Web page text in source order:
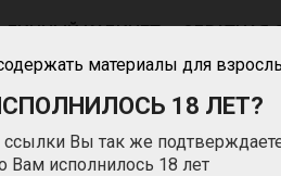
ЛИЧНЫЙ КАБИНЕТ ОБРАТНАЯ
Вип работа в Санкт-
материалы для
18 ЛЕТ?
Вы так же
Вам исполнилось 18 лет